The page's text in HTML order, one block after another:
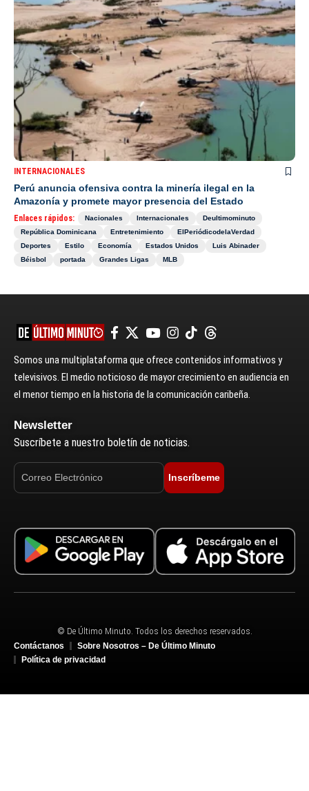
INTERNACIONALES
Perú anuncia ofensiva contra la minería ilegal en la
Amazonía y promete mayor presencia del Estado
Enlaces rápidos: Nacionales Internacionales
Deultimominuto
República Dominicana
Entretenimiento
ElPeriódicodelaVerdad
Deportes
Estilo Economía Estados Unidos
Luis Abinader
Béisbol
portada Grandes Ligas MLB
Somos una multiplataforma que ofrece contenidos informativos y
televisivos. El medio noticioso de mayor crecimiento en audiencia en
el menor tiempo en la historia de la comunicación caribeña.
Newsletter
Suscríbete a nuestro boletín de noticias.
Inscríbeme
© De Último Minuto. Todos los derechos reservados.
Contáctanos
Sobre Nosotros – De Último Minuto
Política de privacidad